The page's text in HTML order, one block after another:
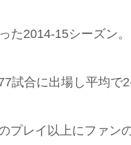
た2014-15シーズン。
試合に出場し平均で
プレイ以上にファン